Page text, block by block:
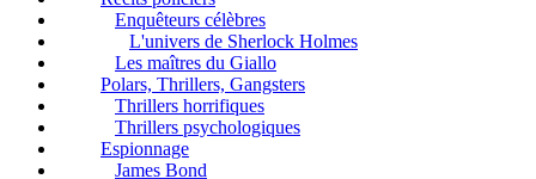
Enquêteurs célèbres
L'univers de Sherlock Holmes
Les maîtres du Giallo
Polars, Thrillers, Gangsters
Thrillers horrifiques
Thrillers psychologiques
Espionnage
James Bond